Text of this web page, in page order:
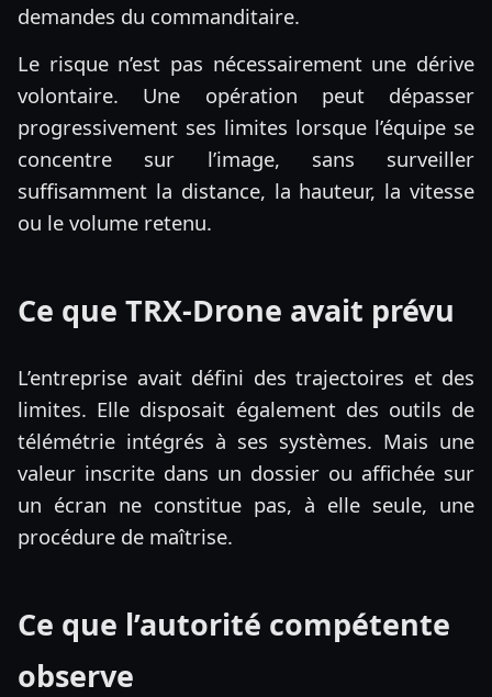
demandes du commanditaire.
Le risque n’est pas nécessairement une dérive
volontaire. Une opération peut dépasser
progressivement ses limites lorsque l’équipe se
concentre sur l’image, sans surveiller
suffisamment la distance, la hauteur, la vitesse
ou le volume retenu.
Ce que TRX-Drone avait prévu
L’entreprise avait défini des trajectoires et des
limites. Elle disposait également des outils de
télémétrie intégrés à ses systèmes. Mais une
valeur inscrite dans un dossier ou affichée sur
un écran ne constitue pas, à elle seule, une
procédure de maîtrise.
Ce que l’autorité compétente
observe